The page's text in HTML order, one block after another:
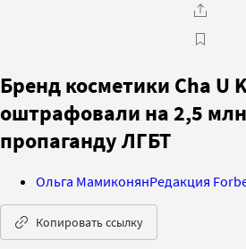
Бренд косметики Cha U
оштрафовали на 2,5
пропаганду ЛГБТ
Ольга МамиконянРедакция
Копировать ссылку